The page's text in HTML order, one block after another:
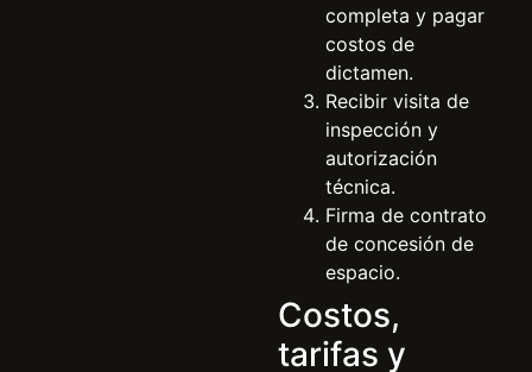
completa y pagar
costos de
dictamen.
Recibir visita de
inspección y
autorización
técnica.
Firma de contrato
de concesión de
espacio.
Costos,
tarifas y